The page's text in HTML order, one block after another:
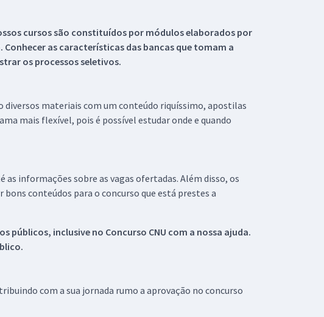
cursos são constituídos por módulos elaborados por
as características das bancas que tomam a
os processos seletivos.
diversos materiais com um conteúdo riquíssimo, apostilas
mais flexível, pois é possível estudar onde e quando
as informações sobre as vagas ofertadas. Além disso, os
conteúdos para o concurso que está prestes a
públicos, inclusive no Concurso CNU com a nossa ajuda.
com a sua jornada rumo a aprovação no concurso